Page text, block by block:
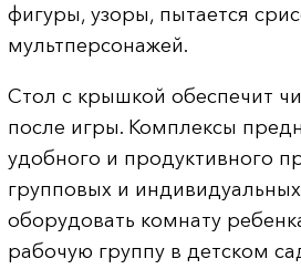
фигуры, узоры, пытается
мультперсонажей.
Стол с крышкой обеспечит
после игры. Комплексы
удобного и продуктивного
групповых и
оборудовать комнату
рабочую группу в детском